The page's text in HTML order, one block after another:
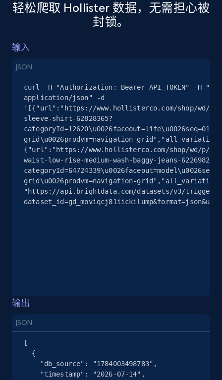
TikTok Shop - discover records by shop url
URL, Title, Available, Description, Currency, Initial
Amazon sellers info
Seller id, URL, Seller name, Description, Detailed
info, Stars, Feedbacks, Return policy, and more.
注册使用
eBay - Gather data on products using
specified keywords
URL, Product id, Title, Seller name, Seller rating,
Seller reviews, Breadcrumbs, Root category, and
more.
轻松爬取 Hollister 数据，无需担心被
封锁。
输入
JSON
curl -H "Authorization: Bearer API_TOKEN" -H
application/json" -d
'[{"url":"https://www.hollisterco.com/shop/wd/p/
sleeve-shirt-62828365?
grid\u0026prodvm=navigation-
{"url":"https://www.hollisterco.com/shop/wd/p/
waist-low-rise-medium-wash-baggy-jeans-62269821?
grid\u0026prodvm=navigation-
"https://api.brightdata.com/datasets/v3/trigger?
输出
JSON
[